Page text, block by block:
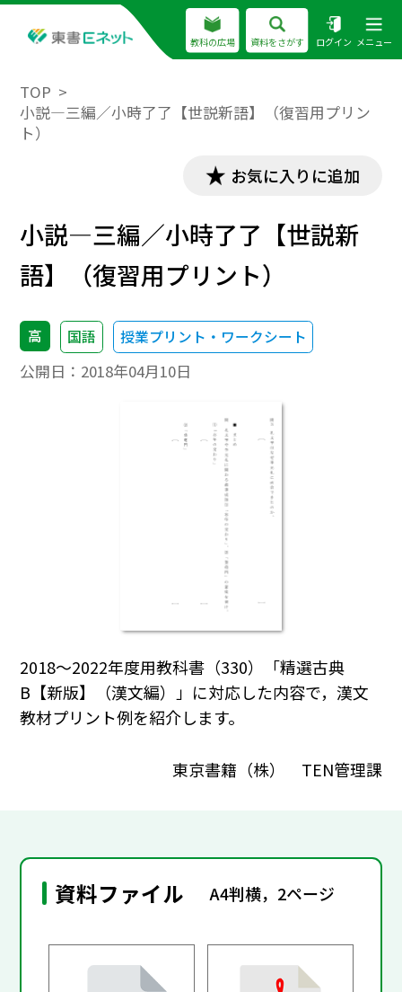
教科の広場 資料をさがす ログイン メニュー
TOP
小説―三編／小時了了【世説新語】（復習用プリン
ト）
お気に入りに追加
小説―三編／小時了了【世説新
語】（復習用プリント）
高 国語 授業プリント・ワークシート
公開日： 2018年04月10日
2018～2022年度用教科書（330）「精選古典
B【新版】（漢文編）」に対応した内容で，漢文
教材プリント例を紹介します。
東京書籍（株） TEN管理課
資料ファイル A4判横，2ページ